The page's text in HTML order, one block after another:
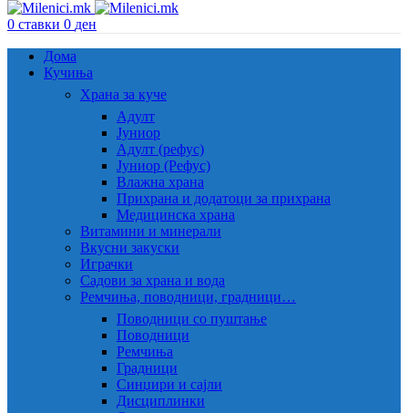
0 ставки 0 ден
Дома
Кучиња
Храна за куче
Адулт
Јуниор
Адулт (рефус)
Јуниор (Рефус)
Влажна храна
Прихрана и додатоци за прихрана
Медицинска храна
Витамини и минерали
Вкусни закуски
Играчки
Садови за храна и вода
Ремчиња, поводници, градници…
Поводници со пуштање
Поводници
Ремчиња
Градници
Синџири и сајли
Дисциплинки